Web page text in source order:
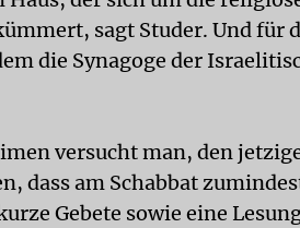
sagt Studer. Und für
die Synagoge der
versucht man, den
dass am Schabbat
Gebete sowie eine